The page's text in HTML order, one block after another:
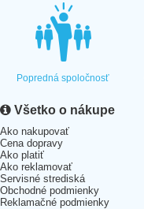
Popredná spoločnosť
Všetko o nákupe
Ako nakupovať
Cena dopravy
Ako platiť
Ako reklamovať
Servisné strediská
Obchodné podmienky
Reklamačné podmienky